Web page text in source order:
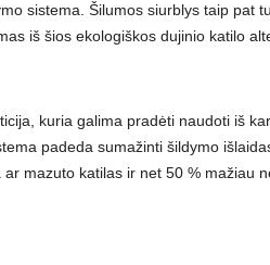
sistema. Šilumos siurblys taip pat
iš šios ekologiškos dujinio katilo
kuria galima pradėti naudoti iš
padeda sumažinti šildymo
mazuto katilas ir net 50 % mažiau